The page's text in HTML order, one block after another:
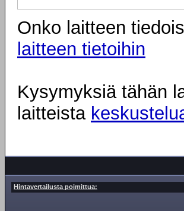
Onko laitteen
laitteen tietoihin
Kysymyksiä tähän
laitteista
Hintavertailusta poimittua: